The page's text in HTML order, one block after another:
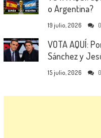
o Argentina?
19 julio, 2026 0
VOTA AQUÍ:
Sánchez y
15 julio, 2026 0